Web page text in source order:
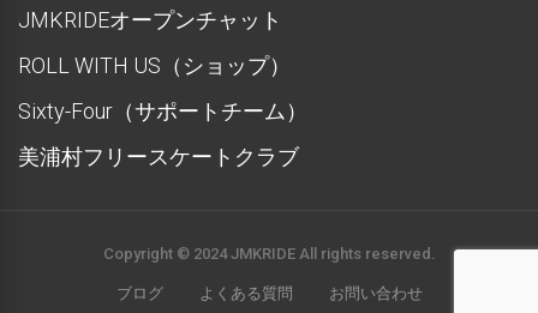
JMKRIDEオープンチャット
ROLL WITH US（ショップ）
Sixty-Four（サポートチーム）
美浦村フリースケートクラブ
Copyright © 2024 JMKRIDE All rights reserved.
ブログ よくある質問 お問い合わせ